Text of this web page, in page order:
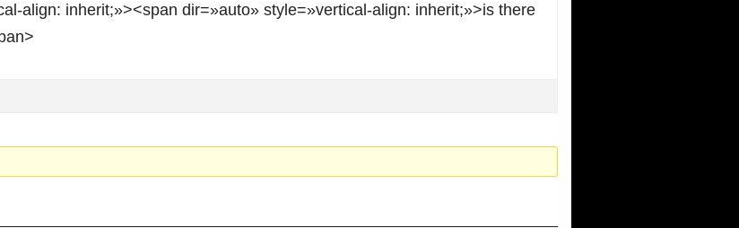
align: inherit;»><span dir=»auto» style=»vertical-align: inherit;»>is there